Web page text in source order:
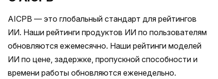
AICPB — это глобальный стандарт для рейтингов
ИИ. Наши рейтинги продуктов ИИ по пользователям
обновляются ежемесячно. Наши рейтинги моделей
ИИ по цене, задержке, пропускной способности и
времени работы обновляются еженедельно.